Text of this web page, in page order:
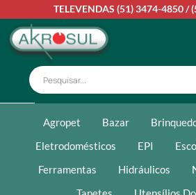
TELEVENDAS (51) 3474-4850/
Agropet Bazar
Eletrodomésticos
EPI
Ferramentas
Hidráulicos